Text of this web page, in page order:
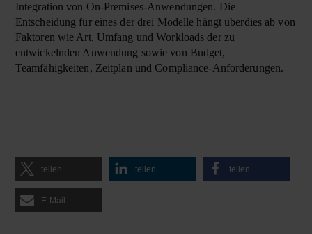
Integration von On-Premises-Anwendungen. Die
Entscheidung für eines der drei Modelle hängt überdies ab von
Faktoren wie Art, Umfang und Workloads der zu
entwickelnden Anwendung sowie von Budget,
Teamfähigkeiten, Zeitplan und Compliance-Anforderungen.
teilen teilen teilen
E-Mail